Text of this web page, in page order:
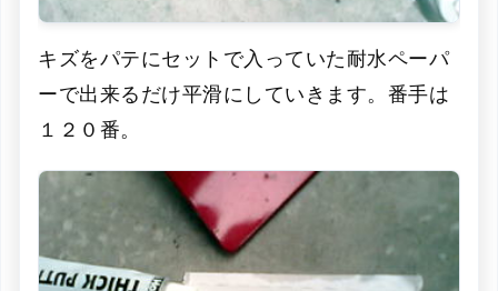
キズをパテにセットで入っていた耐水ペーパ
ーで出来るだけ平滑にしていきます。番手は
１２０番。